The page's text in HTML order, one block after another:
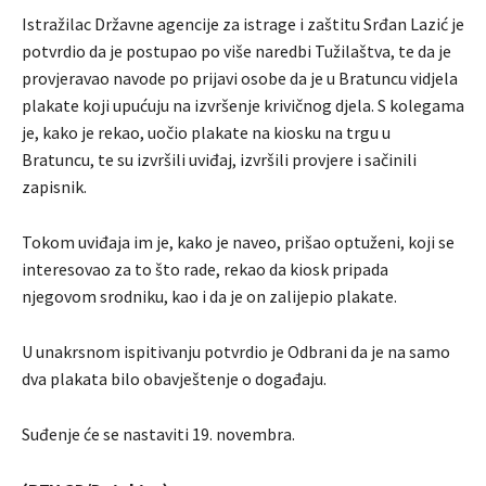
Istražilac Državne agencije za istrage i zaštitu Srđan Lazić je
potvrdio da je postupao po više naredbi Tužilaštva, te da je
provjeravao navode po prijavi osobe da je u Bratuncu vidjela
plakate koji upućuju na izvršenje krivičnog djela. S kolegama
je, kako je rekao, uočio plakate na kiosku na trgu u
Bratuncu, te su izvršili uviđaj, izvršili provjere i sačinili
zapisnik.
Tokom uviđaja im je, kako je naveo, prišao optuženi, koji se
interesovao za to što rade, rekao da kiosk pripada
njegovom srodniku, kao i da je on zalijepio plakate.
U unakrsnom ispitivanju potvrdio je Odbrani da je na samo
dva plakata bilo obavještenje o događaju.
Suđenje će se nastaviti 19. novembra.